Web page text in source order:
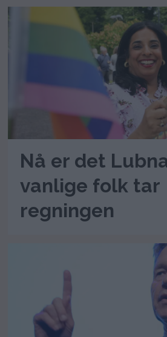
Nå er det
vanlige folk tar
regningen